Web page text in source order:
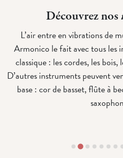
Découvrez nos
L’air entre en vibrations de
Armonico le fait avec tous les
classique : les cordes, les
D’autres instruments peuvent
base : cor de basset, flûte à